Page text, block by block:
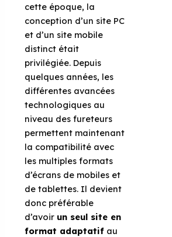
cette époque, la
conception d’un site PC
et d’un site mobile
distinct était
privilégiée. Depuis
quelques années, les
différentes avancées
technologiques au
niveau des fureteurs
permettent maintenant
la compatibilité avec
les multiples formats
d’écrans de mobiles et
de tablettes. Il devient
donc préférable
d’avoir un seul site en
format adaptatif au